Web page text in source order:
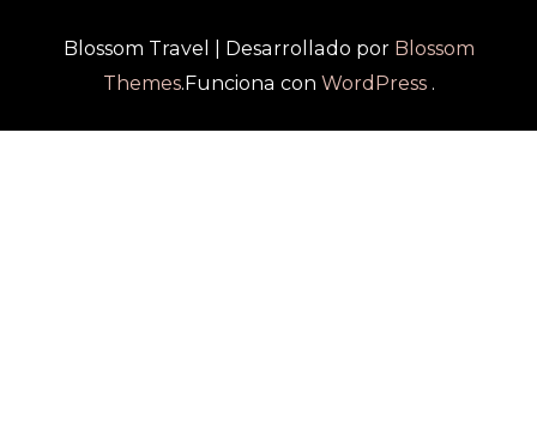
Blossom Travel | Desarrollado por Blossom
Themes.Funciona con WordPress.